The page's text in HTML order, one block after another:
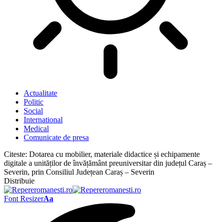
Actualitate
Politic
Social
International
Medical
Comunicate de presa
Citeste: Dotarea cu mobilier, materiale didactice și echipamente
digitale a unităților de învățământ preuniversitar din județul Caraș –
Severin, prin Consiliul Județean Caraș – Severin
Distribuie
Font ResizerAa